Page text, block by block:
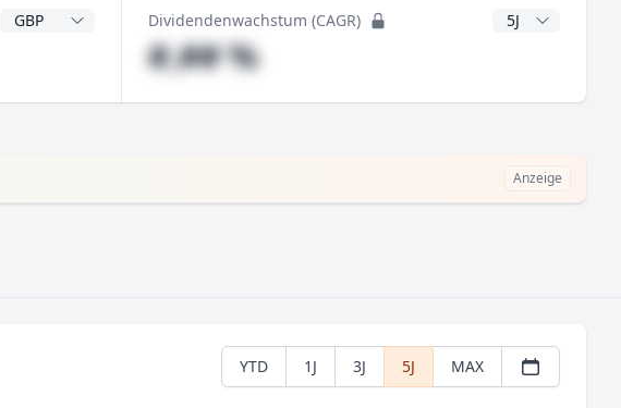
DividendenwährungDividendenwachstum (CAGR) CAGR Jahre
#,## %
Anzeige
YTD 1J 3J 5J MAX